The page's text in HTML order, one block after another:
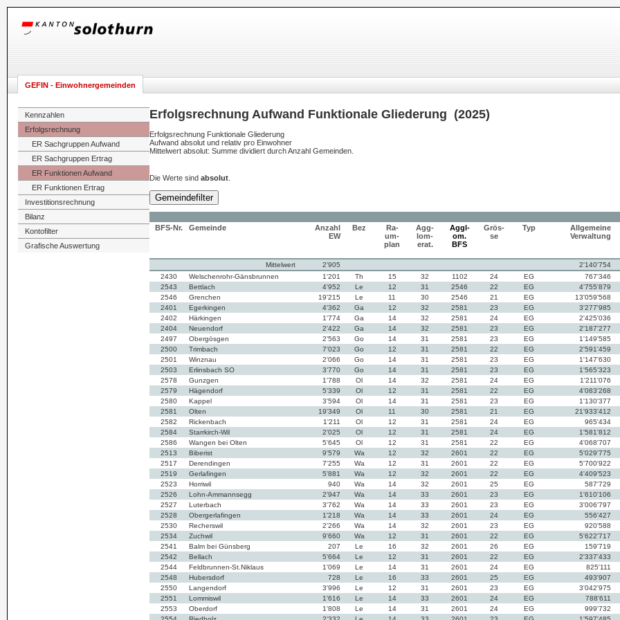
GEFIN - Einwohnergemeinden
Kennzahlen
Erfolgsrechnung
ER Sachgruppen Aufwand
ER Sachgruppen Ertrag
ER Funktionen Aufwand
ER Funktionen Ertrag
Investitionsrechnung
Bilanz
Kontofilter
Grafische Auswertung
Erfolgsrechnung Aufwand Funktionale Gliederung (2025)
Erfolgsrechnung Funktionale Gliederung
Aufwand absolut und relativ pro Einwohner
Mittelwert absolut: Summe dividiert durch Anzahl Gemeinden.
Die Werte sind absolut
Gemeindefilter
BFS-Nr. Gemeinde
Anzahl
EW
Bez
Ra-
um-
plan
Agg-
lom-
erat.
Aggl-
om.
BFS
Grös-
se
Typ
Allgemeine
Verwaltung
Mittelwert 2'905 2'140'754
2430
Welschenrohr-Gänsbrunnen 1'201 Th 15 32 1102 24 EG 767'346
2543
Bettlach 4'952 Le 12 31 2546 22 EG 4'755'879
2546
Grenchen 19'215 Le 11 30 2546 21 EG 13'059'568
2401
Egerkingen 4'362 Ga 12 32 2581 23 EG 3'277'985
2402
Härkingen 1'774 Ga 14 32 2581 24 EG 2'425'036
2404
Neuendorf 2'422 Ga 14 32 2581 23 EG 2'187'277
2497
Obergösgen 2'563 Go 14 31 2581 23 EG 1'149'585
2500
Trimbach 7'023 Go 12 31 2581 22 EG 2'591'459
2501
Winznau 2'066 Go 14 31 2581 23 EG 1'147'630
2503
Erlinsbach SO 3'770 Go 14 31 2581 23 EG 1'565'323
2578
Gunzgen 1'788 Ol 14 32 2581 24 EG 1'211'076
2579
Hägendorf 5'339 Ol 12 31 2581 22 EG 4'083'268
2580
Kappel 3'594 Ol 14 31 2581 23 EG 1'130'377
2581
Olten 19'349 Ol 11 30 2581 21 EG 21'933'412
2582
Rickenbach 1'211 Ol 12 31 2581 24 EG 965'434
2584
Starrkirch-Wil 2'025 Ol 12 31 2581 24 EG 1'581'812
2586
Wangen bei Olten 5'645 Ol 12 31 2581 22 EG 4'068'707
2513
Biberist 9'579 Wa 12 32 2601 22 EG 5'029'775
2517
Derendingen 7'255 Wa 12 31 2601 22 EG 5'700'922
2519
Gerlafingen 5'881 Wa 12 32 2601 22 EG 4'409'523
2523
Horriwil 940 Wa 14 32 2601 25 EG 587'729
2526
Lohn-Ammannsegg 2'947 Wa 14 33 2601 23 EG 1'610'106
2527
Luterbach 3'762 Wa 14 33 2601 23 EG 3'006'797
2528
Obergerlafingen 1'218 Wa 14 33 2601 24 EG 556'427
2530
Recherswil 2'266 Wa 14 32 2601 23 EG 920'588
2534
Zuchwil 9'660 Wa 12 31 2601 22 EG 5'622'717
2541
Balm bei Günsberg 207 Le 16 32 2601 26 EG 159'719
2542
Bellach 5'664 Le 12 31 2601 22 EG 2'337'433
2544
Feldbrunnen-St.Niklaus 1'069 Le 14 31 2601 24 EG 825'111
2548
Hubersdorf 728 Le 16 33 2601 25 EG 493'907
2550
Langendorf 3'996 Le 12 31 2601 23 EG 3'042'975
2551
Lommiswil 1'616 Le 14 33 2601 24 EG 788'611
2553
Oberdorf 1'808 Le 14 31 2601 24 EG 999'732